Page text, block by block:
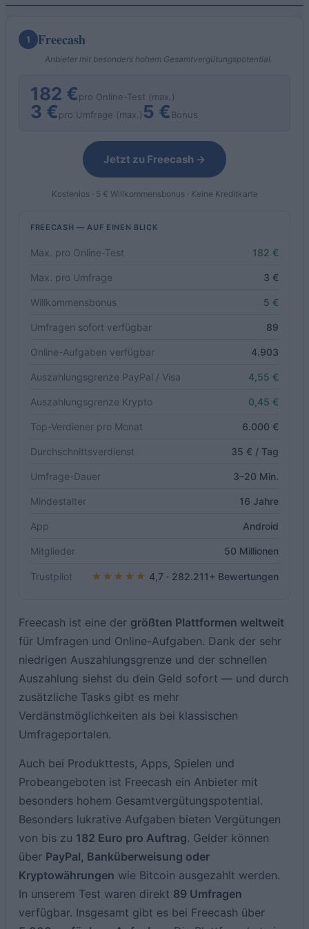
1 Freecash
Anbieter mit besonders hohem Gesamtvergütungspotential.
182 €pro Online-Test (max.)
3 €pro Umfrage (max.) 5 €Bonus
Jetzt zu Freecash →
Kostenlos · 5 € Willkommensbonus · Keine Kreditkarte
FREECASH — AUF EINEN BLICK
Max. pro Online-Test 182 €
Max. pro Umfrage 3 €
Willkommensbonus 5 €
Umfragen sofort verfügbar 89
Online-Aufgaben verfügbar 4.903
Auszahlungsgrenze PayPal / Visa 4,55 €
Auszahlungsgrenze Krypto 0,45 €
Top-Verdiener pro Monat 6.000 €
Durchschnittsverdienst 35 € / Tag
Umfrage-Dauer 3–20 Min.
Mindestalter 16 Jahre
App Android
Mitglieder 50 Millionen
Trustpilot ★★★★★ 4,7 · 282.211+ Bewertungen
Freecash ist eine der größten Plattformen weltweit
für Umfragen und Online-Aufgaben. Dank der sehr
niedrigen Auszahlungsgrenze und der schnellen
Auszahlung siehst du dein Geld sofort — und durch
zusätzliche Tasks gibt es mehr
Verdänstmöglichkeiten als bei klassischen
Umfrageportalen.
Auch bei Produkttests, Apps, Spielen und
Probeangeboten ist Freecash ein Anbieter mit
besonders hohem Gesamtvergütungspotential.
Besonders lukrative Aufgaben bieten Vergütungen
von bis zu 182 Euro pro Auftrag. Gelder können
über PayPal, Banküberweisung oder
Kryptowährungen wie Bitcoin ausgezahlt werden.
In unserem Test waren direkt 89 Umfragen
verfügbar. Insgesamt gibt es bei Freecash über